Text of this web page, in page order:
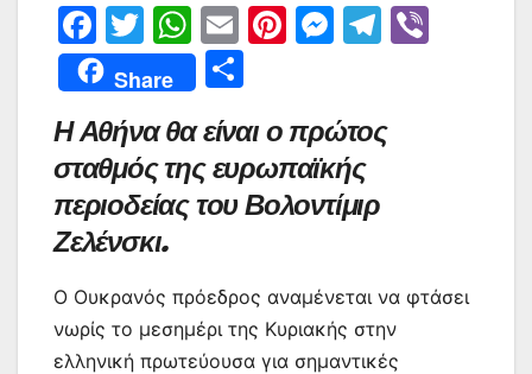
F
a
c
e
b
o
o
k
T
w
itt
er
W
h
at
s
A
p
E
m
ai
l
Pi
e
st
M
s
e
n
er
T
gr
Share
ρ
α
σ
ίτ
ε
Η Αθήνα θα είναι ο πρώτος
σταθμός της ευρωπαϊκής
περιοδείας του Βολοντίμιρ
Ζελένσκι.
Ο Ουκρανός πρόεδρος αναμένεται να φτάσει
νωρίς το μεσημέρι της Κυριακής στην
ελληνική πρωτεύουσα για σημαντικές